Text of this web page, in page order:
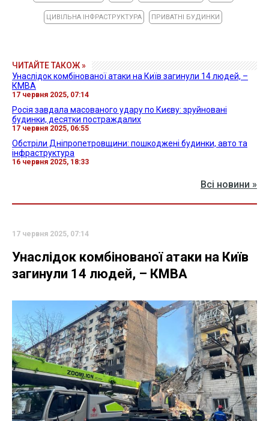
ЦИВІЛЬНА ІНФРАСТРУКТУРА ПРИВАТНІ БУДИНКИ
ЧИТАЙТЕ ТАКОЖ »
Унаслідок комбінованої атаки на Київ загинули 14 людей, –
КМВА
17 червня 2025, 07:14
Росія завдала масованого удару по Києву: зруйновані
будинки, десятки постраждалих
17 червня 2025, 06:55
Обстріли Дніпропетровщини: пошкоджені будинки, авто та
інфраструктура
16 червня 2025, 18:33
Всі новини »
17 червня 2025, 07:14
Унаслідок комбінованої атаки на Київ
загинули 14 людей, – КМВА